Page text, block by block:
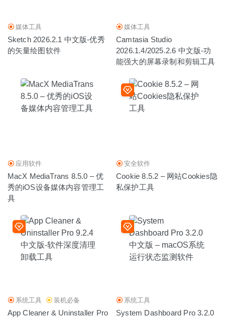
媒体工具
Sketch 2026.2.1 中文版-优秀
的矢量绘图软件
媒体工具
Camtasia Studio
2026.1.4/2025.2.6 中文版-功
能强大的屏幕录制和剪辑工具
应用软件
MacX MediaTrans 8.5.0 – 优
秀的iOS设备媒体内容管理工
具
安全软件
Cookie 8.5.2 – 网站Cookies隐
私保护工具
系统工具 装机必备
App Cleaner & Uninstaller Pro
系统工具
System Dashboard Pro 3.2.0